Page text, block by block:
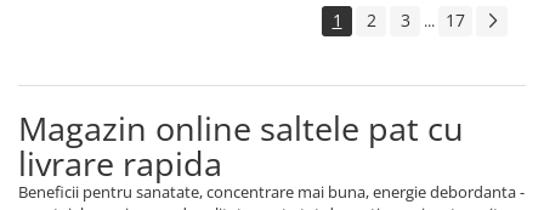
1 2 3 ... 17
Magazin online saltele pat cu
livrare rapida
Beneficii pentru sanatate, concentrare mai buna, energie debordanta -